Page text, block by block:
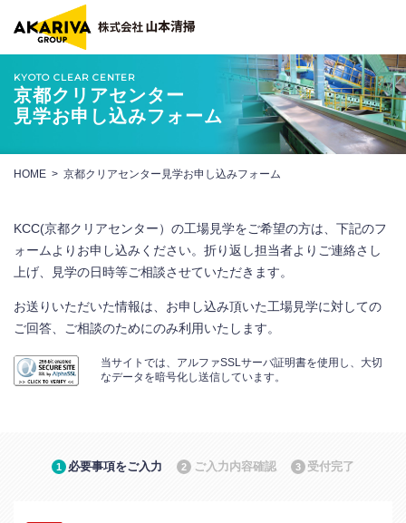
KYOTO CLEAR CENTER
京都クリアセンター
見学お申し込みフォーム
HOME 京都クリアセンター見学お申し込みフォーム
KCC(京都クリアセンター）の工場見学をご希望の方は、下記のフ
ォームよりお申し込みください。折り返し担当者よりご連絡さし
上げ、見学の日時等ご相談させていただきます。
お送りいただいた情報は、お申し込み頂いた工場見学に対しての
ご回答、ご相談のためにのみ利用いたします。
当サイトでは、アルファSSLサーバ証明書を使用し、大切
なデータを暗号化し送信しています。
1 必要事項をご入力 2 ご入力内容確認 3 受付完了